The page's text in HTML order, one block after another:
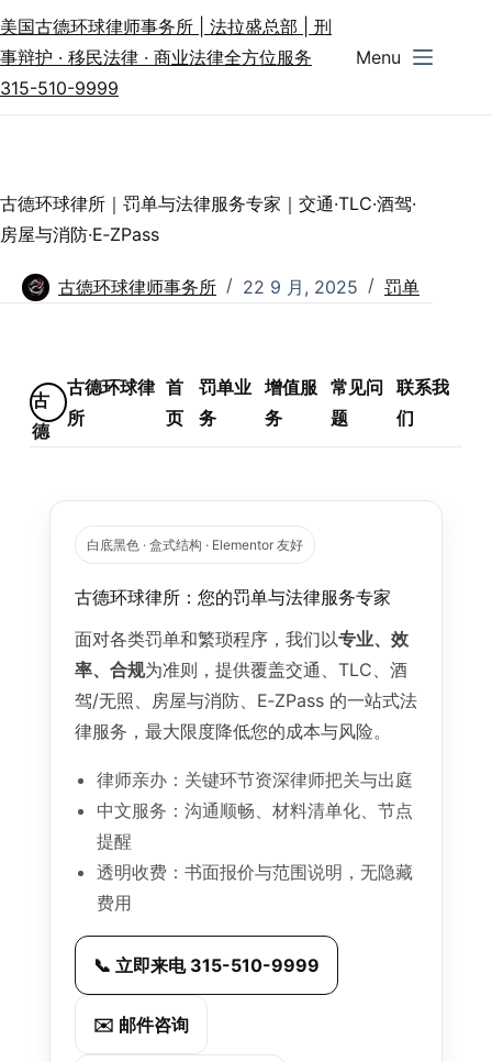
美国古德环球律师事务所 | 法拉盛总部 | 刑
事辩护 · 移民法律 · 商业法律全方位服务
315-510-9999
Menu
古德环球律所｜罚单与法律服务专家｜交通·TLC·酒驾·
房屋与消防·E‑ZPass
古德环球律师事务所 22 9 月, 2025 罚单
古
德
古德环球律
所
首
页
罚单业
务
增值服
务
常见问
题
联系我
们
白底黑色 · 盒式结构 · Elementor 友好
古德环球律所：您的罚单与法律服务专家
面对各类罚单和繁琐程序，我们以专业、效
率、合规为准则，提供覆盖交通、TLC、酒
驾/无照、房屋与消防、E‑ZPass 的一站式法
律服务，最大限度降低您的成本与风险。
律师亲办：关键环节资深律师把关与出庭
中文服务：沟通顺畅、材料清单化、节点
提醒
透明收费：书面报价与范围说明，无隐藏
费用
📞 立即来电 315-510-9999
✉️ 邮件咨询